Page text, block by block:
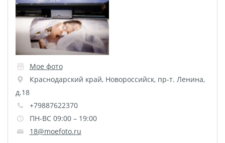
размеров
Портреты в стиле
Картины на холсте
Печать чертежей
Холст настольный с
мольбертом
Roll up
осн. УФ
Мое фото
Краснодарский край, Новороссийск, пр-т. Ленина,
д.18
+79887622370
ПН-ВС 09:00 – 19:00
18@moefoto.ru